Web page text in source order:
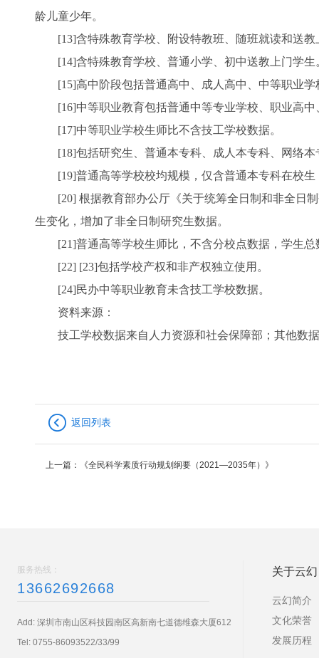
龄儿童少年。
[13]含特殊教育学校、附设特教班、随班就读和送教
[14]含特殊教育学校、普通小学、初中送教上门学生
[15]高中阶段包括普通高中、成人高中、中等职业学
[16]中等职业教育包括普通中等专业学校、职业高中
[17]中等职业学校生师比不含技工学校数据。
[18]包括研究生、普通本专科、成人本专科、网络本
[19]普通高等学校校均规模，仅含普通本专科在校生
[20] 根据教育部办公厅《关于统筹全日制和非全日制
生变化，增加了非全日制研究生数据。
[21]普通高等学校生师比，不含分校点数据，学生总
[22] [23]包括学校产权和非产权独立使用。
[24]民办中等职业教育未含技工学校数据。
资料来源：
技工学校数据来自人力资源和社会保障部；其他数
返回列表
上一篇： 《全民科学素质行动规划纲要（2021—2035年）》
服务热线：
13662692668
Add: 深圳市南山区科技园南区高新南七道德维森大厦612
Tel: 0755-86093522/33/99
关于云幻
云幻简介
文化荣誉
发展历程